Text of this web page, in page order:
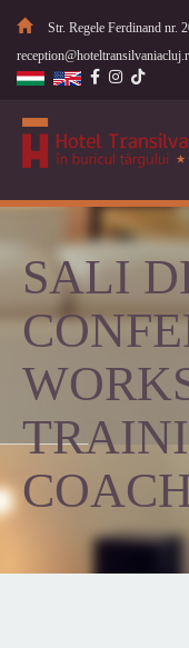
Str. Regele Ferdinand nr.
SALI